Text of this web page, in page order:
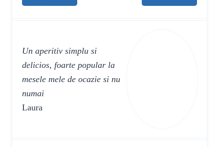
Un aperitiv simplu si
delicios, foarte popular la
mesele mele de ocazie si nu
numai
Laura